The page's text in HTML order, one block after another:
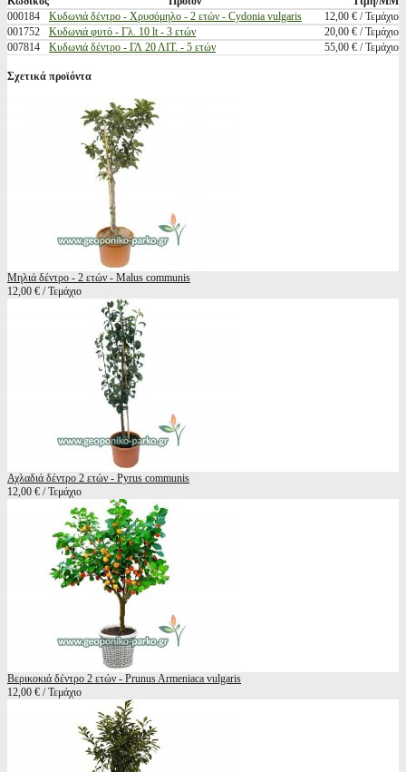
000184
Κυδωνιά δέντρο - Χρυσόμηλο - 2 ετών - Cydonia vulgaris
12,00 € / Τεμάχιο
001752
Κυδωνιά φυτό - Γλ. 10 lt - 3 ετών
20,00 € / Τεμάχιο
007814
Κυδωνιά δέντρο - ΓΛ 20 ΛΙΤ. - 5 ετών 55,00 € / Τεμάχιο
Σχετικά προϊόντα
Μηλιά δέντρο - 2 ετών - Malus communis
12,00 € / Τεμάχιο
Αχλαδιά δέντρο 2 ετών - Pyrus communis
12,00 € / Τεμάχιο
Βερικοκιά δέντρο 2 ετών - Prunus Armeniaca vulgaris
12,00 € / Τεμάχιο